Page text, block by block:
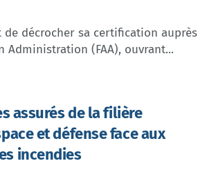
de décrocher sa certification auprès
Administration (FAA), ouvrant...
assurés de la filière
et défense face aux
incendies